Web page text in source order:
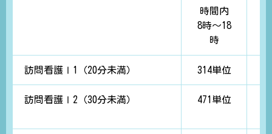
時間内
8時～18
時
訪問看護Ⅰ1（20分未満） 314単位
訪問看護Ⅰ2（30分未満） 471単位